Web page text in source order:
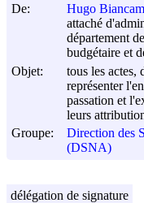
De:
Hugo
attaché
département
budgétaire et
Objet:
tous les actes,
représenter
passation et
leurs
Groupe:
Direction des
(DSNA)
délégation de signature